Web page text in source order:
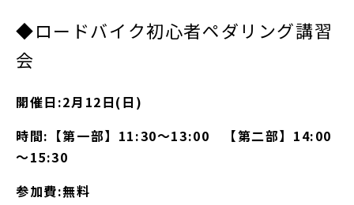
◆ロードバイク初心者ペダリング講習
会
開催日:2月12日(日)
時間:【第一部】11:30～13:00 【第二部】14:00
～15:30
参加費:無料